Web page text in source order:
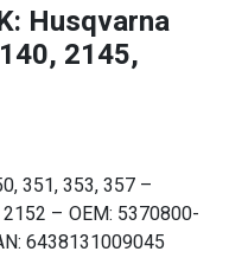
Husqvarna
2145,
351, 353, 357 –
– OEM: 5370800-
6438131009045